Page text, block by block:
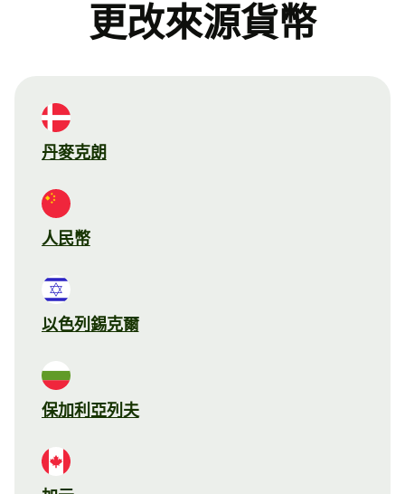
更改來源貨幣
丹麥克朗
人民幣
以色列錫克爾
保加利亞列夫